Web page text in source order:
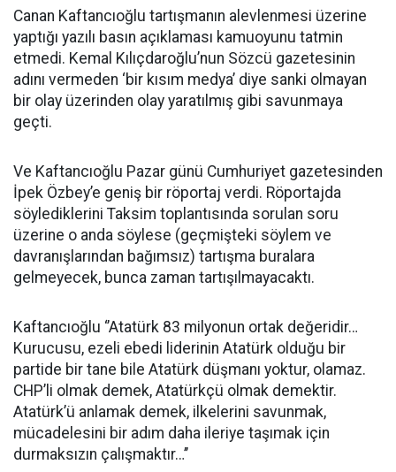
Canan Kaftancıoğlu tartışmanın alevlenmesi üzerine
yaptığı yazılı basın açıklaması kamuoyunu tatmin
etmedi. Kemal Kılıçdaroğlu’nun Sözcü gazetesinin
adını vermeden ‘bir kısım medya’ diye sanki olmayan
bir olay üzerinden olay yaratılmış gibi savunmaya
geçti.
Ve Kaftancıoğlu Pazar günü Cumhuriyet gazetesinden
İpek Özbey’e geniş bir röportaj verdi. Röportajda
söylediklerini Taksim toplantısında sorulan soru
üzerine o anda söylese (geçmişteki söylem ve
davranışlarından bağımsız) tartışma buralara
gelmeyecek, bunca zaman tartışılmayacaktı.
Kaftancıoğlu ‘’Atatürk 83 milyonun ortak değeridir…
Kurucusu, ezeli ebedi liderinin Atatürk olduğu bir
partide bir tane bile Atatürk düşmanı yoktur, olamaz.
CHP’li olmak demek, Atatürkçü olmak demektir.
Atatürk’ü anlamak demek, ilkelerini savunmak,
mücadelesini bir adım daha ileriye taşımak için
durmaksızın çalışmaktır…’’